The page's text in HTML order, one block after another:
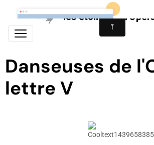
les étoiles de
Danseuses de
lettre V